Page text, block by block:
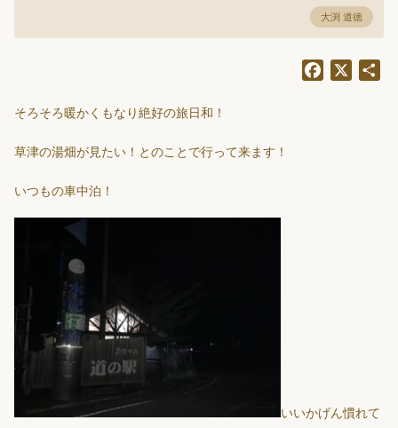
大渕 道徳
Facebook
そろそろ暖かくもなり絶好の旅日和！
草津の湯畑が見たい！とのことで行って来ます！
いつもの車中泊！
いいかげん慣れて